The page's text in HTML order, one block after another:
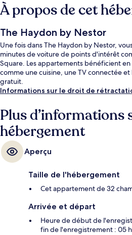
À propos de cet
The Haydon by Nestor
Une fois dans The Haydon by Nestor,
minutes de voiture de points d'intérêt
Square. Les appartements bénéficient
comme une cuisine, une TV connectée
gratuit.
Informations sur le droit de
Plus d’informations
hébergement
Aperçu
Taille de l'hébergement
Cet appartement de 32
Arrivée et départ
Heure de début de
fin de l'enregistrement : 05